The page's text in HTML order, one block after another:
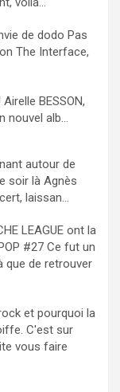
de dodo Pas
The Interface,
Airelle BESSON,
nouvel alb...
autour de
soir là Agnès
laissan...
LEAGUE ont la
#27 Ce fut un
que de retrouver
et pourquoi la
C'est sur
vous faire